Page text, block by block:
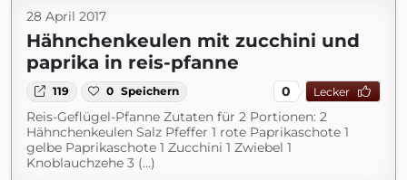
28 April 2017
Hähnchenkeulen mit zucchini und
paprika in reis-pfanne
119 0 Speichern 0 Lecker
Reis-Geflügel-Pfanne Zutaten für 2 Portionen: 2
Hähnchenkeulen Salz Pfeffer 1 rote Paprikaschote 1
gelbe Paprikaschote 1 Zucchini 1 Zwiebel 1
Knoblauchzehe 3 (...)